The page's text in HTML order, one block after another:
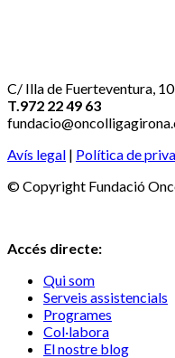
C/ Illa de Fuerteventura,
T.972 22 49 63
Avís legal | Política de
© Copyright Fundació
Accés directe:
Qui som
Serveis assistencials
Programes
Col·labora
El nostre blog